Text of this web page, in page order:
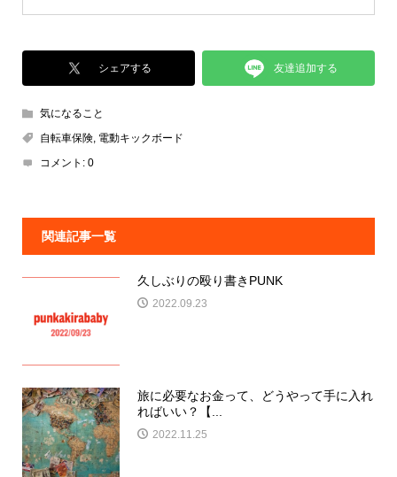
シェアする 友達追加する
気になること
自転車保険, 電動キックボード
コメント: 0
関連記事一覧
久しぶりの殴り書きPUNK
2022.09.23
旅に必要なお金って、どうやって手に入れ
ればいい？【...
2022.11.25